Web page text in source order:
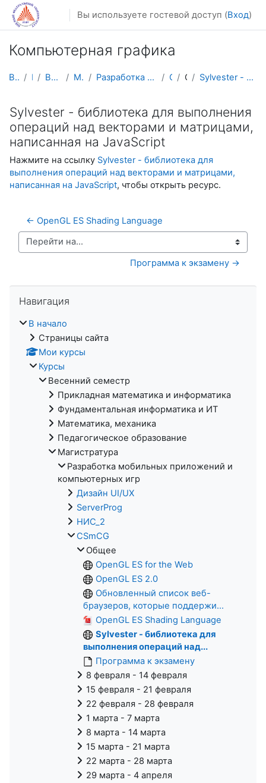
Перейти к основному содержанию
Вы используете гостевой доступ (Вход)
Компьютерная графика
В начало Курсы Весенний семестр Магистратура Разработка мобильных приложений и компьютерных игр CSmCG Общее Sylvester - библиотека для выполнения операций над...
Sylvester - библиотека для выполнения
операций над векторами и матрицами,
написанная на JavaScript
Нажмите на ссылку Sylvester - библиотека для
выполнения операций над векторами и матрицами,
написанная на JavaScript, чтобы открыть ресурс.
← OpenGL ES Shading Language
Перейти на...
Программа к экзамену →
Навигация
В начало
Страницы сайта
Мои курсы
Курсы
Весенний семестр
Прикладная математика и информатика
Фундаментальная информатика и ИТ
Математика, механика
Педагогическое образование
Магистратура
Разработка мобильных приложений и
компьютерных игр
Дизайн UI/UX
ServerProg
НИС_2
CSmCG
Общее
OpenGL ES for the Web
OpenGL ES 2.0
Обновленный список веб-
браузеров, которые поддержи...
OpenGL ES Shading Language
Sylvester - библиотека для
выполнения операций над...
Программа к экзамену
8 февраля - 14 февраля
15 февраля - 21 февраля
22 февраля - 28 февраля
1 марта - 7 марта
8 марта - 14 марта
15 марта - 21 марта
22 марта - 28 марта
29 марта - 4 апреля